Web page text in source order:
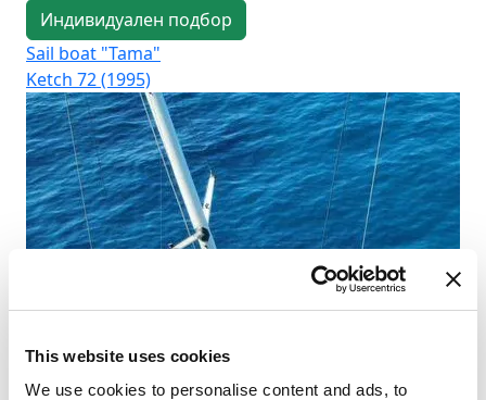
This website uses cookies
We use cookies to personalise content and ads, to
Индивидуален подбор
Sail boat "Tama"
Ketch 72 (1995)